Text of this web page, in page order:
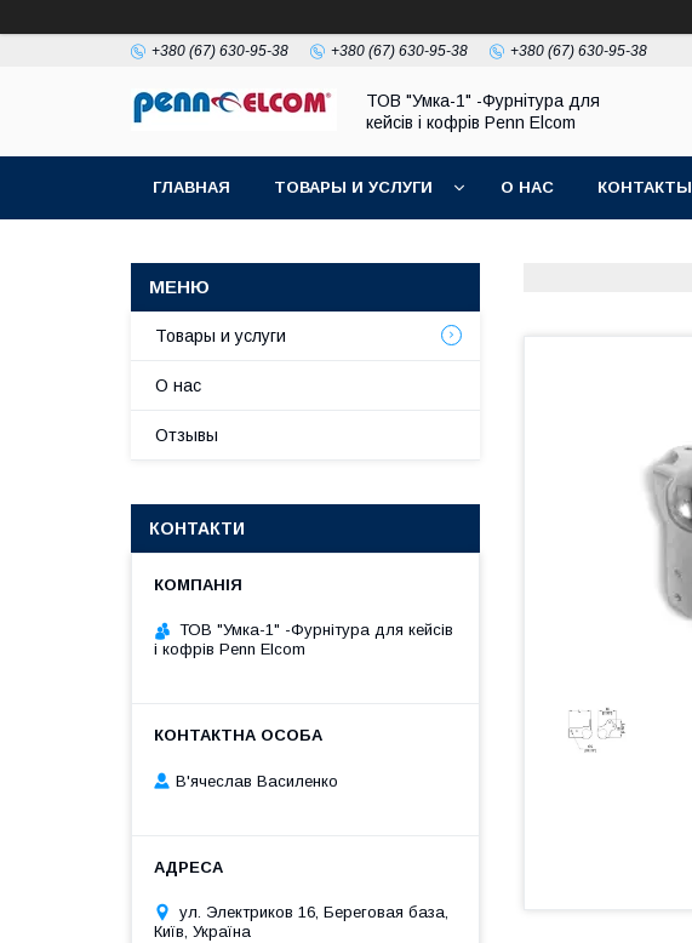
+380 (67) 630-95-38 +380 (67) 630-95-38 +380 (67) 630-95-38
ТОВ "Умка-1" -Фурнітура для
кейсів і кофрів Penn Elcom
ГЛАВНАЯ ТОВАРЫ И УСЛУГИ О НАС КОНТАКТЫ
Товары и услуги
О нас
Отзывы
КОНТАКТИ
ТОВ "Умка-1" -Фурнітура для кейсів
і кофрів Penn Elcom
В'ячеслав Василенко
ул. Электриков 16, Береговая база,
Київ, Україна